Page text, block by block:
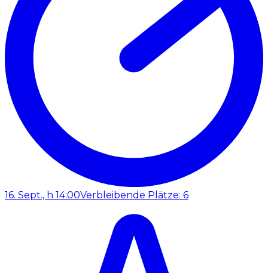
16. Sept., h 14:00Verbleibende Plätze: 6